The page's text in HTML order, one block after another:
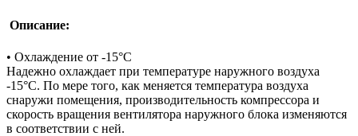
Описание:
• Охлаждение от -15°С
Надежно охлаждает при температуре наружного воздуха
-15°С. По мере того, как меняется температура воздуха
снаружи помещения, производительность компрессора и
скорость вращения вентилятора наружного блока изменяются
в соответствии с ней.